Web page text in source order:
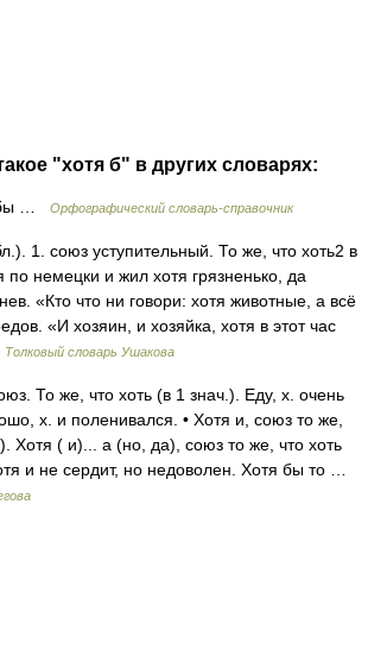
"хотя б" в других словарях:
… Орфографический словарь-справочник
1. союз уступительный. То же, что хоть2 в
по немецки и жил хотя грязненько, да
«Кто что ни говори: хотя животные, а всё
«И хозяин, и хозяйка, хотя в этот час
Толковый словарь Ушакова
То же, что хоть (в 1 знач.). Еду, х. очень
х. и поленивался. • Хотя и, союз то же,
Хотя ( и)... а (но, да), союз то же, что хоть
и не сердит, но недоволен. Хотя бы то …